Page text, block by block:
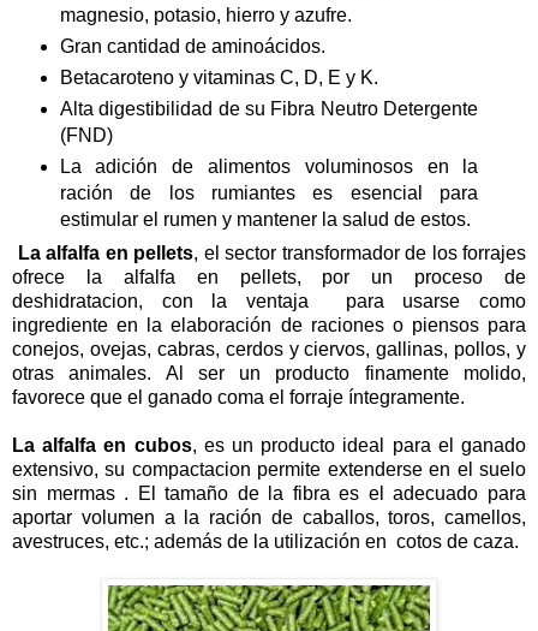
magnesio, potasio, hierro y azufre.
Gran cantidad de aminoácidos.
Betacaroteno y vitaminas C, D, E y K.
Alta digestibilidad de su Fibra Neutro Detergente
(FND)
La adición de alimentos voluminosos en la
ración de los rumiantes es esencial para
estimular el rumen y mantener la salud de estos.
La alfalfa en pellets, el sector transformador de los forrajes
ofrece la alfalfa en pellets, por un proceso de
deshidratacion, con la ventaja para usarse como
ingrediente en la elaboración de raciones o piensos para
conejos, ovejas, cabras, cerdos y ciervos, gallinas, pollos, y
otras animales. Al ser un producto finamente molido,
favorece que el ganado coma el forraje íntegramente.
La alfalfa en cubos, es un producto ideal para el ganado
extensivo, su compactacion permite extenderse en el suelo
sin mermas . El tamaño de la fibra es el adecuado para
aportar volumen a la ración de caballos, toros, camellos,
avestruces, etc.; además de la utilización en cotos de caza.